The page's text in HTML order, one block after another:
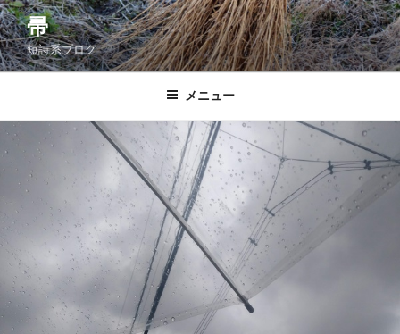
コ
ン
テ
ン
ス
帚
短詩系ブログ
メニュー